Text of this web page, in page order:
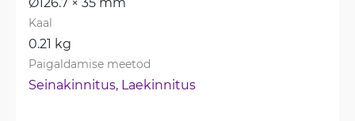
Kaal
0.21 kg
Paigaldamise meetod
Seinakinnitus, Laekinnitus